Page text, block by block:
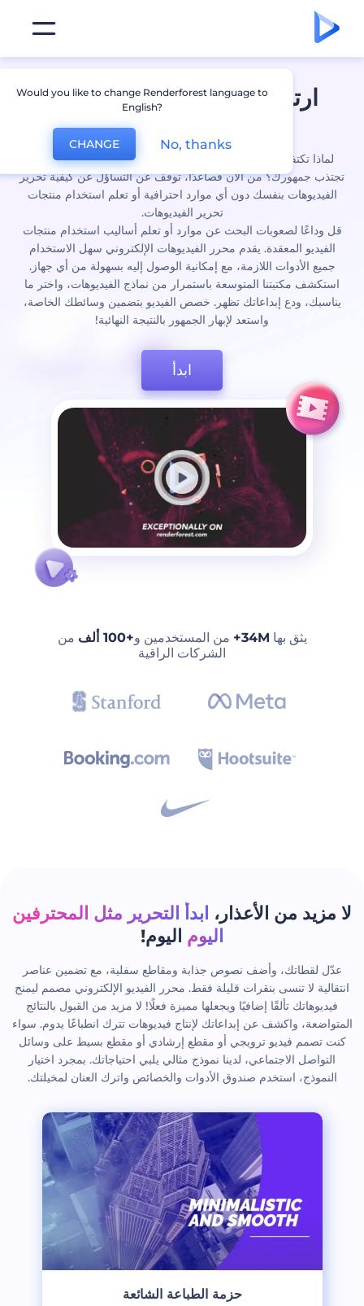
ارتقي باستخداممحرر الفيديو
الإلكتروني الراقي
تكتفي بالفيديوهات العادية بينما يمكنك امتلاك فيديوهات راقية
جمهورك؟ من الآن فصاعدًا، توقف عن التساؤل عن كيفية تحرير
بنفسك دون أي موارد احترافية أو تعلم استخدام منتجات
تحرير الفيديوهات.
وداعًا لصعوبات البحث عن موارد أو تعلم أساليب استخدام منتجات
المعقدة. يقدم محرر الفيديوهات الإلكتروني سهل الاستخدام
الأدوات اللازمة، مع إمكانية الوصول إليه بسهولة من أي جهاز.
مكتبتنا المتوسعة باستمرار من نماذج الفيديوهات، واختر ما
ودع إبداعاتك تظهر. خصص الفيديو بتضمين وسائطك الخاصة،
واستعد لإبهار الجمهور بالنتيجة النهائية!
يثق بها34M+ من المستخدمين و+100 ألف
من
الشركات الراقية
من الأعذار،ابدأ التحرير مثل المحترفين
اليوماليوم!
لقطاتك، وأضف نصوص جذابة ومقاطع سفلية، مع تضمين عناصر
لا تنسى بنقرات قليلة فقط. محرر الفيديو الإلكتروني مصمم ليمنح
تألقًا إضافيًا ويجعلها مميزة فعلًا! لا مزيد من القبول بالنتائج
واكشف عن إبداعاتك لإنتاج فيديوهات تترك انطباعًا يدوم. سواء
تصمم فيديو ترويجي أو مقطع إرشادي أو مقطع بسيط على وسائل
الاجتماعي، لدينا نموذج مثالي يلبي احتياجاتك. بمجرد اختيار
استخدم صندوق الأدوات والخصائص واترك العنان لمخيلتك.
‫حزمة الطباعة الشائعة‬
Would you like to change Renderforest language to
English?
CHANGE No, thanks